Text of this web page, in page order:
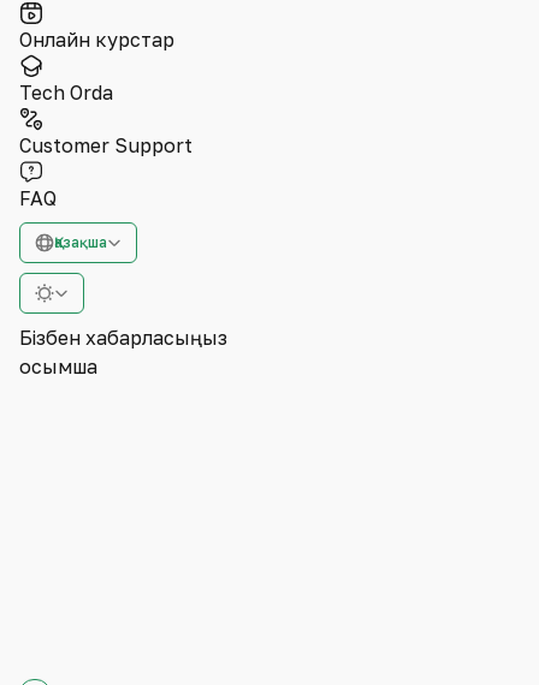
Онлайн курстар
Tech Orda
Customer Support
FAQ
Қазақша
Бізбен хабарласыңыз
Қосымша